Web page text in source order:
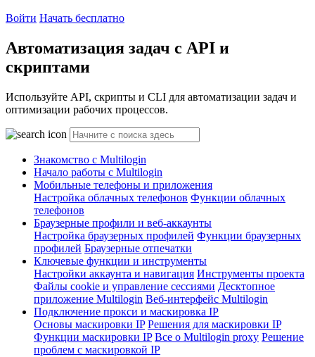
Войти Начать бесплатно
Автоматизация задач с API и
скриптами
Используйте API, скрипты и CLI для автоматизации задач и
оптимизации рабочих процессов.
Знакомство с Multilogin
Начало работы с Multilogin
Мобильные телефоны и приложения
Настройка облачных телефонов Функции облачных
телефонов
Браузерные профили и веб-аккаунты
Настройка браузерных профилей Функции браузерных
профилей Браузерные отпечатки
Ключевые функции и инструменты
Настройки аккаунта и навигация Инструменты проекта
Файлы cookie и управление сессиями Десктопное
приложение Multilogin Веб-интерфейс Multilogin
Подключение прокси и маскировка IP
Основы маскировки IP Решения для маскировки IP
Функции маскировки IP Все о Multilogin proxy Решение
проблем с маскировкой IP